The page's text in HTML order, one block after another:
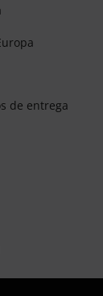
de entrega